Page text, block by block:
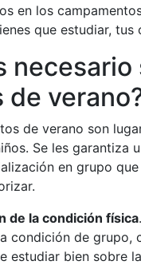
en los
que estudiar,
de
de verano son
Se les garantiza
en grupo
de la condición física
condición de grupo,
estudiar bien sobre